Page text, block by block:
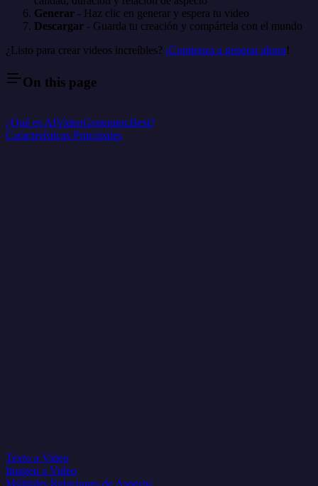
Generar - Haz clic en generar y espera tu video
Descargar - Guarda tu creación y compártela con el mundo
¿Listo para crear videos increíbles? ¡Comienza a generar ahora!
On this page
¿Qué es AIVideoGenerator.Best?
Características Principales
Texto a Video
Imagen a Video
Múltiples Relaciones de Aspecto